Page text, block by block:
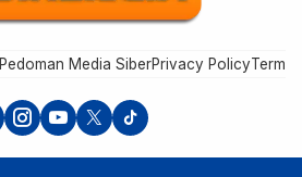
Pedoman Media SiberPrivacy PolicyTerms